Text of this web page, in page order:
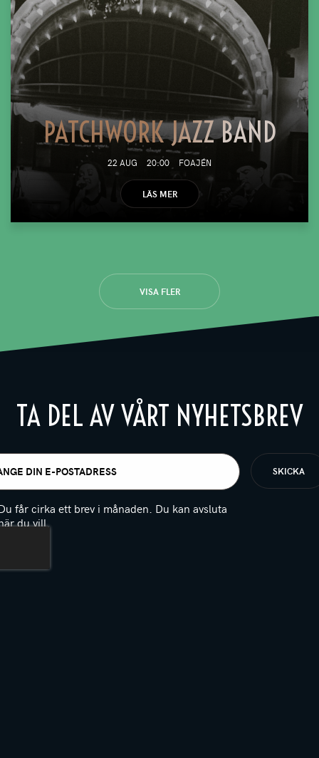
PATCHWORK JAZZ BAND
22 AUG 20:00 FOAJÉN
LÄS MER
VISA FLER
TA DEL AV VÅRT NYHETSBREV
får cirka ett brev i månaden. Du kan avsluta
du vill.